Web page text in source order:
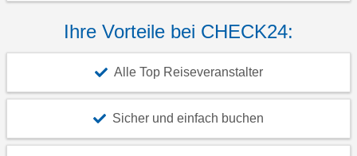
Ihre Vorteile bei CHECK24:
Alle Top Reiseveranstalter
Sicher und einfach buchen